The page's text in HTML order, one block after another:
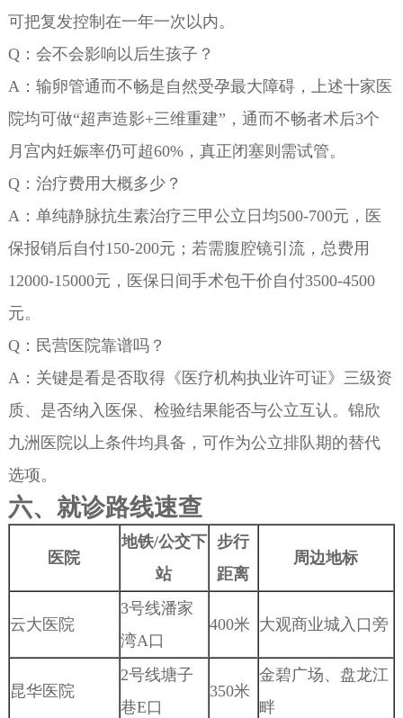
可把复发控制在一年一次以内。
Q：会不会影响以后生孩子？
A：输卵管通而不畅是自然受孕最大障碍，上述十家医
院均可做“超声造影+三维重建”，通而不畅者术后3个
月宫内妊娠率仍可超60%，真正闭塞则需试管。
Q：治疗费用大概多少？
A：单纯静脉抗生素治疗三甲公立日均500-700元，医
保报销后自付150-200元；若需腹腔镜引流，总费用
12000-15000元，医保日间手术包干价自付3500-4500
元。
Q：民营医院靠谱吗？
A：关键是看是否取得《医疗机构执业许可证》三级资
质、是否纳入医保、检验结果能否与公立互认。锦欣
九洲医院以上条件均具备，可作为公立排队期的替代
选项。
六、就诊路线速查
医院
地铁/公交下
站
步行
距离
周边地标
云大医院
3号线潘家
湾A口
400米 大观商业城入口旁
昆华医院
2号线塘子
巷E口
350米
金碧广场、盘龙江
畔